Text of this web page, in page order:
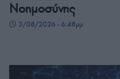
Νοημοσύνης
3/08/2026 - 6:48μμ